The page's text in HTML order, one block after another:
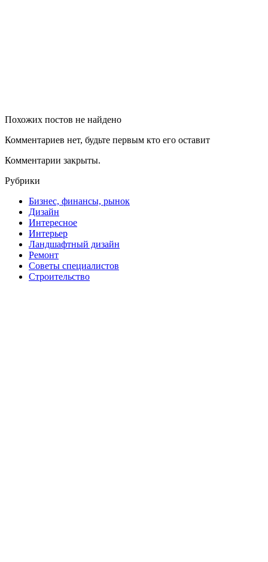
Похожих постов не найдено
Комментариев нет, будьте первым кто его оставит
Комментарии закрыты.
Рубрики
Бизнес, финансы, рынок
Дизайн
Интересное
Интерьер
Ландшафтный дизайн
Ремонт
Советы специалистов
Строительство